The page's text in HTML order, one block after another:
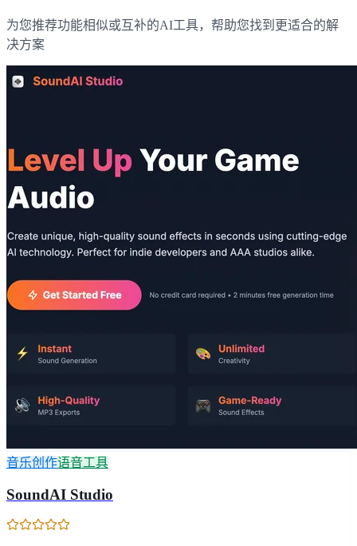
为您推荐功能相似或互补的AI工具，帮助您找到更适合的解
决方案
音乐创作语音工具
SoundAI Studio